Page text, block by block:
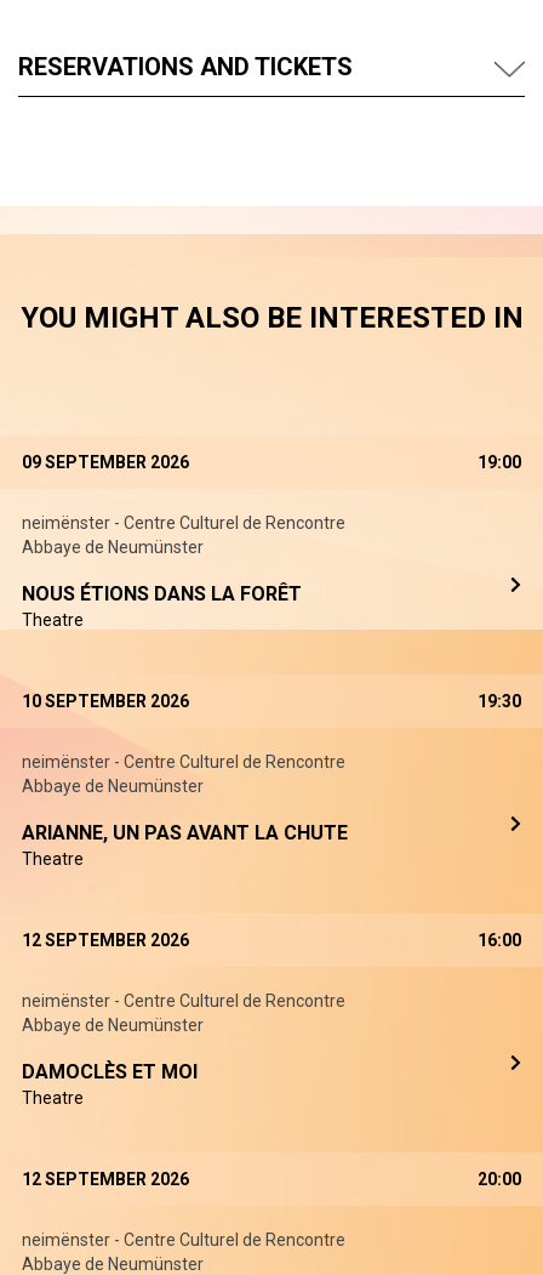
RESERVATIONS AND TICKETS
YOU MIGHT ALSO BE INTERESTED IN
09 SEPTEMBER 2026 19:00
neimënster - Centre Culturel de Rencontre
Abbaye de Neumünster
NOUS ÉTIONS DANS LA FORÊT
Theatre
10 SEPTEMBER 2026 19:30
neimënster - Centre Culturel de Rencontre
Abbaye de Neumünster
ARIANNE, UN PAS AVANT LA CHUTE
Theatre
12 SEPTEMBER 2026 16:00
neimënster - Centre Culturel de Rencontre
Abbaye de Neumünster
DAMOCLÈS ET MOI
Theatre
12 SEPTEMBER 2026 20:00
neimënster - Centre Culturel de Rencontre
Abbaye de Neumünster